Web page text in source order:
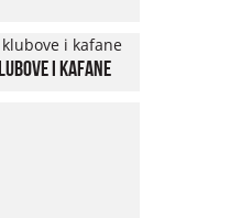
i kafane